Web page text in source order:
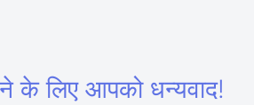
के लिए आपको धन्यवाद!